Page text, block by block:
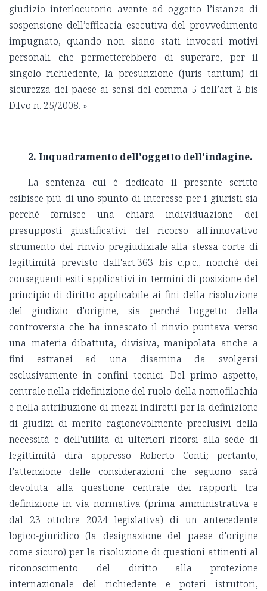
giudizio interlocutorio avente ad oggetto l’istanza di
sospensione dell’efficacia esecutiva del provvedimento
impugnato, quando non siano stati invocati motivi
personali che permetterebbero di superare, per il
singolo richiedente, la presunzione (juris tantum) di
sicurezza del paese ai sensi del comma 5 dell’art 2 bis
D.lvo n. 25/2008. »
2. Inquadramento dell'oggetto dell'indagine.
La sentenza cui è dedicato il presente scritto
esibisce più di uno spunto di interesse per i giuristi sia
perché fornisce una chiara individuazione dei
presupposti giustificativi del ricorso all'innovativo
strumento del rinvio pregiudiziale alla stessa corte di
legittimità previsto dall'art.363 bis c.p.c., nonché dei
conseguenti esiti applicativi in termini di posizione del
principio di diritto applicabile ai fini della risoluzione
del giudizio d'origine, sia perché l'oggetto della
controversia che ha innescato il rinvio puntava verso
una materia dibattuta, divisiva, manipolata anche a
fini estranei ad una disamina da svolgersi
esclusivamente in confini tecnici. Del primo aspetto,
centrale nella ridefinizione del ruolo della nomofilachia
e nella attribuzione di mezzi indiretti per la definizione
di giudizi di merito ragionevolmente preclusivi della
necessità e dell'utilità di ulteriori ricorsi alla sede di
legittimità dirà appresso Roberto Conti; pertanto,
l’attenzione delle considerazioni che seguono sarà
devoluta alla questione centrale dei rapporti tra
definizione in via normativa (prima amministrativa e
dal 23 ottobre 2024 legislativa) di un antecedente
logico-giuridico (la designazione del paese d'origine
come sicuro) per la risoluzione di questioni attinenti al
riconoscimento del diritto alla protezione
internazionale del richiedente e poteri istruttori,